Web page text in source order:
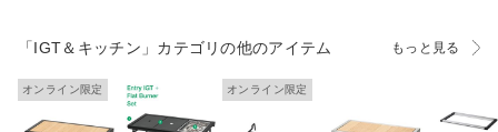
「IGT＆キッチン」カテゴリの他のアイテム もっと見る
オンライン限定 オンライン限定